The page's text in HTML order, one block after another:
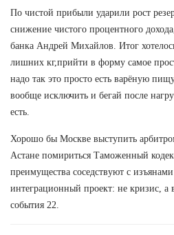
По чистой прибыли ударили рост
снижение чистого процентного
банка Андрей Михайлов. Итог
лишних кг,прийти в форму самое
надо так это просто есть варёную
вообще исключить и бегай после
есть.
Хорошо бы Москве выступить
Астане помириться Таможенный
преимущества соседствуют с
интеграционный проект: не кризис, а
события 22.